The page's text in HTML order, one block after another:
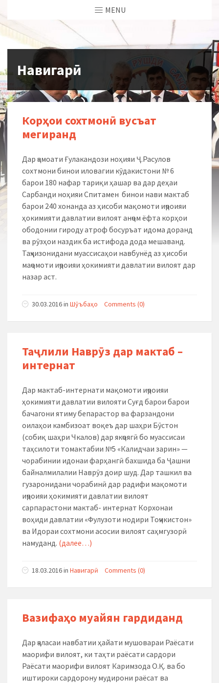
MENU
Навигарӣ
Корҳои сохтмонӣ вусъат
мегиранд
Дар ҷамоати Ғулакандози ноҳияи Ҷ.Расулов
сохтмони бинои иловагии кӯдакистони № 6
барои 180 нафар тариқи ҳашар ва дар деҳаи
Сарбанди ноҳияи Спитамен бинои нави мактаб
барои 240 хонанда аз ҳисоби мақомоти иҷроияи
ҳокимияти давлатии вилоят анҷом ёфта корҳои
ободонии гироду атроф босуръат идома доранд
ва рӯзҳои наздик ба истифода дода мешаванд.
Таҷҳизонидани муассисаҳои навбунёд аз ҳисоби
маҷомоти иҷроияи ҳокимияти давлатии вилоят дар
назар аст.
30.03.2016in Шӯъбаҳо Comments (0)
Таҷлили Наврӯз дар мактаб –
интернат
Дар мактаб-интернати мақомоти иҷроияи
ҳокимияти давлатии вилояти Суғд барои барои
бачагони ятиму бепарастор ва фарзандони
оилаҳои камбизоат воқеъ дар шаҳри Бӯстон
(собиқ шаҳри Чкалов) дар якҷоягӣ бо муассисаи
таҳсилоти томактабии №5 «Калидчаи зарин» —
чорабинии идонаи фарҳангӣ бахшида ба Ҷашни
байналмилалии Наврӯз доир шуд. Дар ташкил ва
гузаронидани чорабинӣ дар радифи мақомоти
иҷроияи ҳокимияти давлатии вилоят
сарпарастони мактаб- интернат Корхонаи
воҳиди давлатии «Фулузоти нодири Тоҷикистон»
ва Идораи сохтмони асосии вилоят саҳмгузорӣ
намуданд. (далее…)
18.03.2016in Навигарӣ Comments (0)
Вазифаҳо муайян гардиданд
Дар ҷаласаи навбатии ҳайати мушовараи Раёсати
маорифи вилоят, ки таҳти раёсати сардори
Раёсати маорифи вилоят Каримзода О.Қ. ва бо
иштироки сардорону мудирони раёсат ва